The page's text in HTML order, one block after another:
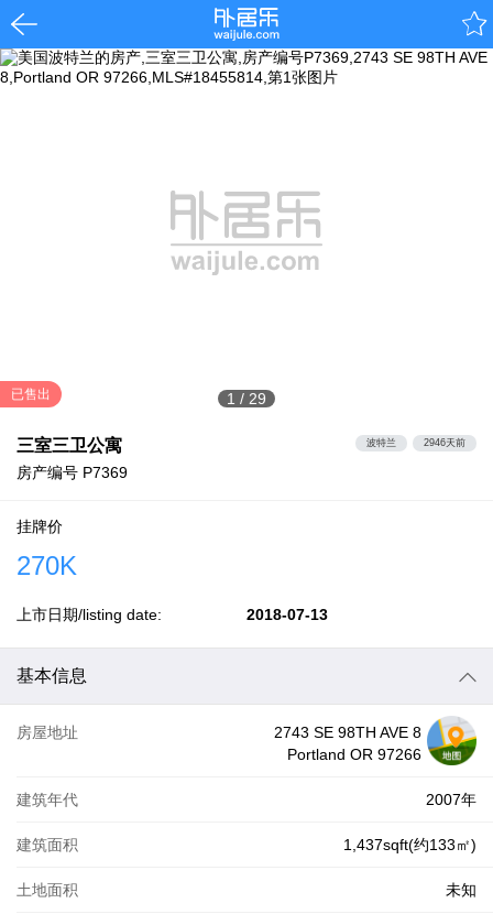
1 / 29
已售出
三室三卫公寓
房产编号 P7369
波特兰 2946天前
挂牌价
270K
上市日期/listing date: 2018-07-13
基本信息
房屋地址
2743 SE 98TH AVE 8
Portland OR 97266
建筑年代 2007年
建筑面积 1,437sqft(约133㎡)
土地面积 未知